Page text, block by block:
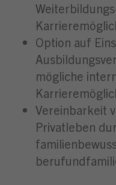
Option auf
mögliche
Vereinbarkeit
Privatleben